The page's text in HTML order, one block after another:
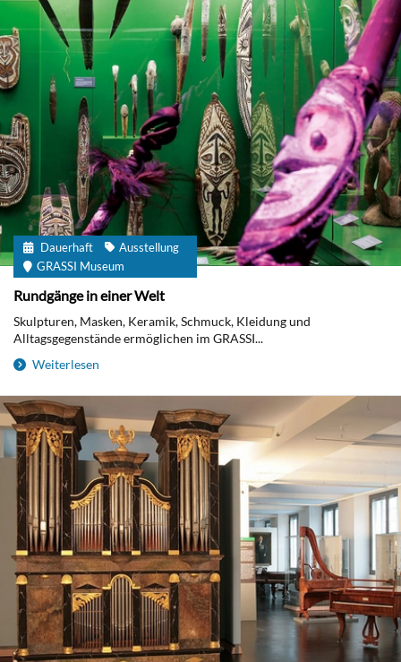
Dauerhaft
Ausstellung
GRASSI Museum
Rundgänge in einer Welt
Skulpturen, Masken, Keramik, Schmuck, Kleidung und
Alltagsgegenstände ermöglichen im GRASSI...
Weiterlesen